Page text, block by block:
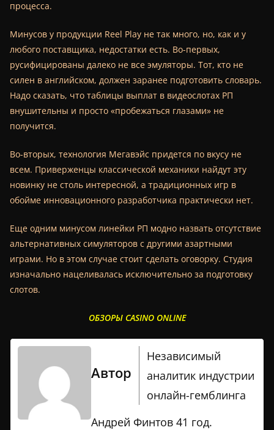
процесса.
Минусов у продукции Reel Play не так много, но, как и у
любого поставщика, недостатки есть. Во-первых,
русифицированы далеко не все эмуляторы. Тот, кто не
силен в английском, должен заранее подготовить словарь.
Надо сказать, что таблицы выплат в видеослотах РП
внушительны и просто «пробежаться глазами» не
получится.
Во-вторых, технология Мегавэйс придется по вкусу не
всем. Приверженцы классической механики найдут эту
новинку не столь интересной, а традиционных игр в
обойме инновационного разработчика практически нет.
Еще одним минусом линейки РП модно назвать отсутствие
альтернативных симуляторов с другими азартными
играми. Но в этом случае стоит сделать оговорку. Студия
изначально нацеливалась исключительно за подготовку
слотов.
ОБЗОРЫ CASINO ONLINE
Автор
Независимый
аналитик индустрии
онлайн-гемблинга
Андрей Финтов 41 год.